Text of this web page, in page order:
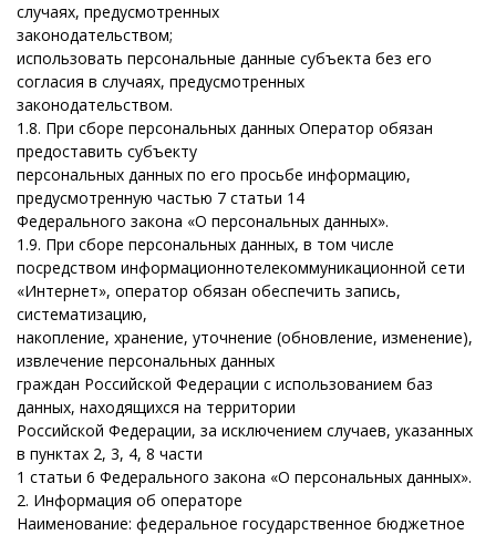
случаях, предусмотренных
законодательством;
использовать персональные данные субъекта без его
согласия в случаях, предусмотренных
законодательством.
1.8. При сборе персональных данных Оператор обязан
предоставить субъекту
персональных данных по его просьбе информацию,
предусмотренную частью 7 статьи 14
Федерального закона «О персональных данных».
1.9. При сборе персональных данных, в том числе
посредством информационнотелекоммуникационной сети
«Интернет», оператор обязан обеспечить запись,
систематизацию,
накопление, хранение, уточнение (обновление, изменение),
извлечение персональных данных
граждан Российской Федерации с использованием баз
данных, находящихся на территории
Российской Федерации, за исключением случаев, указанных
в пунктах 2, 3, 4, 8 части
1 статьи 6 Федерального закона «О персональных данных».
2. Информация об операторе
Наименование: федеральное государственное бюджетное